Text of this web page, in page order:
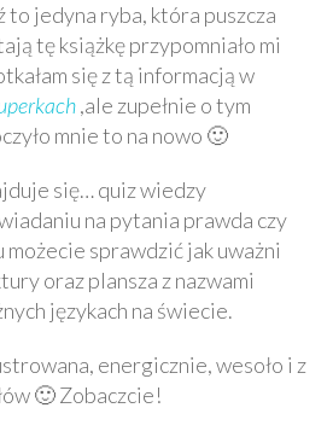
to jedyna ryba, która puszcza
tę książkę przypomniało mi
się z tą informacją w
,ale zupełnie o tym
mnie to na nowo 🙂
się… quiz wiedzy
na pytania prawda czy
możecie sprawdzić jak uważni
oraz plansza z nazwami
językach na świecie.
energicznie, wesoło i z
🙂 Zobaczcie!